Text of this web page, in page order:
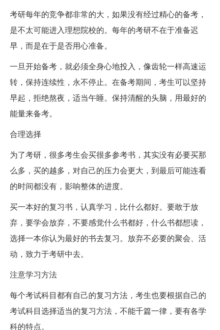
考研每年的竞争都非常的大，如果没有经过精心的备考，
是不太可能进入理想院校的。每年的考研不在于准备迟
早，而是在于是否用心准备。
一旦开始备考，就必须全身心地投入，像齿轮一样高速运
转，保持连续性，永不停止。在备考期间，考生可以坚持
早起，拒绝熬夜，适当午睡。保持清醒的头脑，用最好的
能量来备考。
合理选择
为了考研，很多考生会买很多参考书，其实没有必要买那
么多，买的越多，对自己的压力会更大，到最后可能连看
的时间都没有，影响整体的进度。
买一本好的复习书，认真学习，比什么都好。要敢于放
弃，要学会放弃，不要感觉什么书都好，什么书都想读，
选择一本你认为最好的书去复习。放弃不必要的聚会、活
动，致力于考研中去。
注意学习方法
每个考试科目都有自己的复习方法，考生也要根据自己的
考试科目选择适当的复习方法，不能千篇一律，要有各学
科的特点。